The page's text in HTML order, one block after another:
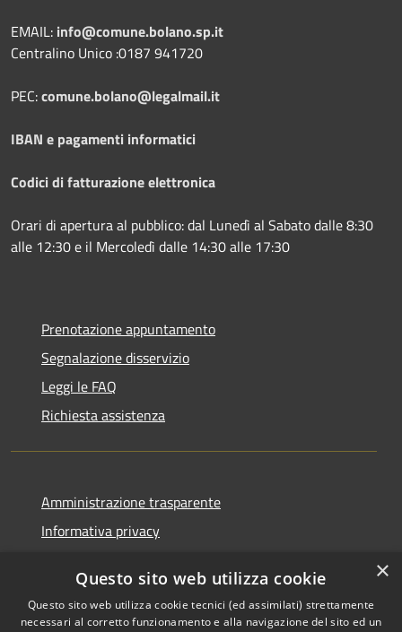
EMAIL: info@comune.bolano.sp.it
Centralino Unico :0187 941720
PEC:comune.bolano@legalmail.it
IBAN e pagamenti informatici
Codici di fatturazione elettronica
Orari di apertura al pubblico: dal Lunedì al Sabato dalle 8:30
alle 12:30 e il Mercoledì dalle 14:30 alle 17:30
Prenotazione appuntamento
Segnalazione disservizio
Leggi le FAQ
Richiesta assistenza
Amministrazione trasparente
Informativa privacy
Dichiarazione di accessibilità
×
Questo sito web utilizza cookie
Questo sito web utilizza cookie tecnici (ed assimilati) strettamente
necessari al corretto funzionamento e alla navigazione del sito ed un